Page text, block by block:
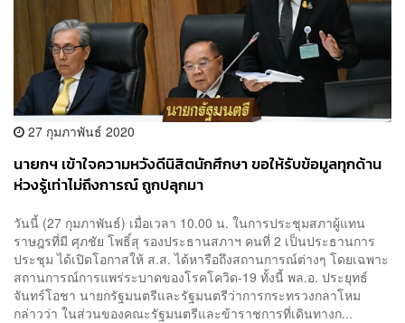
27 กุมภาพันธ์ 2020
นายกฯ เข้าใจความหวังดีนิสิตนักศึกษา ขอให้รับข้อมูลทุกด้าน
ห่วงรู้เท่าไม่ถึงการณ์ ถูกปลุกมา
วันนี้ (27 กุมภาพันธ์) เมื่อเวลา 10.00 น. ในการประชุมสภาผู้แทน
ราษฎรที่มี ศุภชัย โพธิ์สุ รองประธานสภาฯ คนที่ 2 เป็นประธานการ
ประชุม ได้เปิดโอกาสให้ ส.ส. ได้หารือถึงสถานการณ์ต่างๆ โดยเฉพาะ
สถานการณ์การแพร่ระบาดของโรคโควิด-19 ทั้งนี้ พล.อ. ประยุทธ์
จันทร์โอชา นายกรัฐมนตรีและรัฐมนตรีว่าการกระทรวงกลาโหม
กล่าวว่า ในส่วนของคณะรัฐมนตรีและข้าราชการที่เดินทางก...